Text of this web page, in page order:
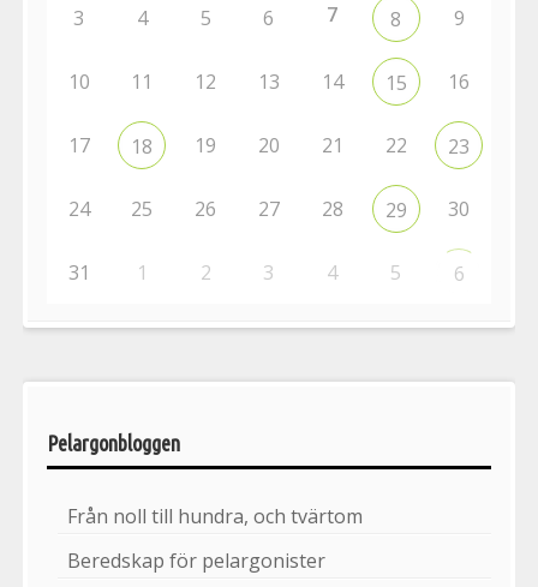
3 4 5 6 7 8 9
10 11 12 13 14 15 16
17 18 19 20 21 22 23
24 25 26 27 28 29 30
31 1 2 3 4 5 6
Pelargonbloggen
Från noll till hundra, och tvärtom
Beredskap för pelargonister